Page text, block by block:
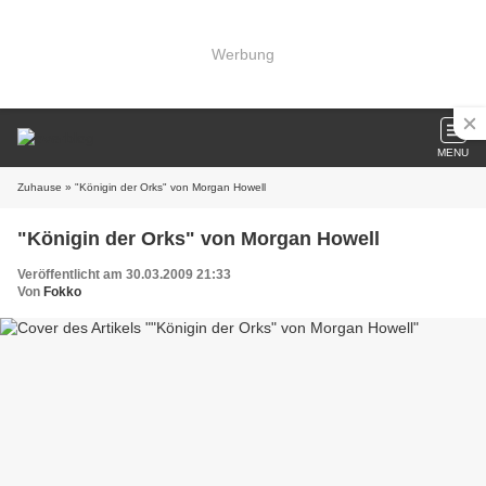
Werbung
MENU
Zuhause » "Königin der Orks" von Morgan Howell
"Königin der Orks" von Morgan Howell
Veröffentlicht am 30.03.2009 21:33
Von Fokko